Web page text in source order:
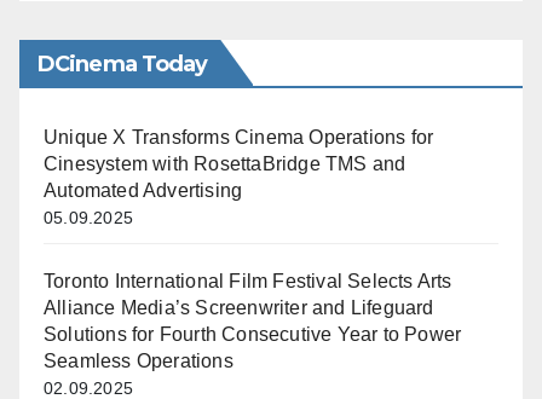
DCinema Today
Unique X Transforms Cinema Operations for
Cinesystem with RosettaBridge TMS and
Automated Advertising
05.09.2025
Toronto International Film Festival Selects Arts
Alliance Media’s Screenwriter and Lifeguard
Solutions for Fourth Consecutive Year to Power
Seamless Operations
02.09.2025